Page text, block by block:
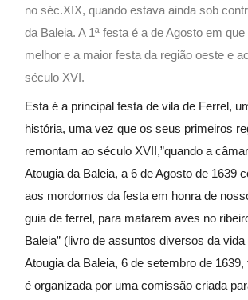
no séc.XIX, quando estava ainda sob
da Baleia. A 1ª festa é a de Agosto em
melhor e a maior festa da região oeste e
século XVI.
Esta é a principal festa de vila de Ferrel,
história, uma vez que os seus primeiros
remontam ao século XVII,”quando a
Atougia da Baleia, a 6 de Agosto de 1639
aos mordomos da festa em honra de
guia de ferrel, para matarem aves no
Baleia” (livro de assuntos diversos da
Atougia da Baleia, 6 de setembro de 1639,
é organizada por uma comissão criada